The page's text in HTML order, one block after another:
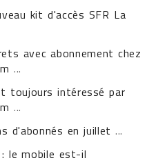
kit d'accès SFR La
avec abonnement chez
...
toujours intéressé par
...
d'abonnés en juillet ...
le mobile est-il